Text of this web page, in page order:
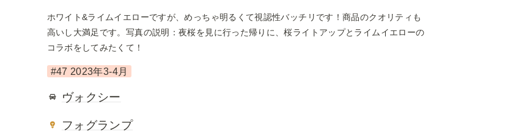
ホワイト&ライムイエローですが、めっちゃ明るくて視認性バッチリです！商品のクオリティも
高いし大満足です。写真の説明：夜桜を見に行った帰りに、桜ライトアップとライムイエローの
コラボをしてみたくて！
#47 2023年3-4月
ヴォクシー
フォグランプ